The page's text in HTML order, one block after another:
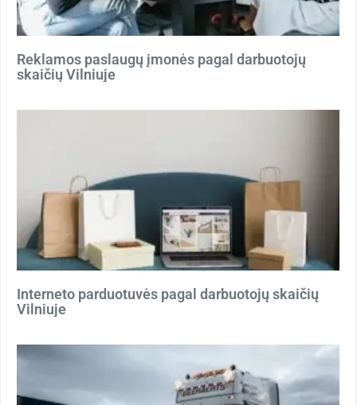
Reklamos paslaugų įmonės pagal darbuotojų
skaičių Vilniuje
Interneto parduotuvės pagal darbuotojų skaičių
Vilniuje